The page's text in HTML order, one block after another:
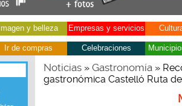
Imagen y belleza Empresas y servicios
Ir de compras Celebraciones
Noticias» Gastronomía»
gastronómica Castelló Ruta